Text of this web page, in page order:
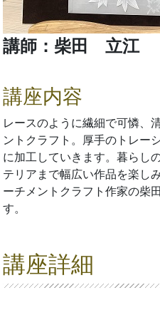
講師：柴田 立江
講座内容
レースのように繊細で可憐、
ントクラフト。厚手のトレー
に加工していきます。暮らし
テリアまで幅広い作品を楽し
ーチメントクラフト作家の柴
す。
講座詳細